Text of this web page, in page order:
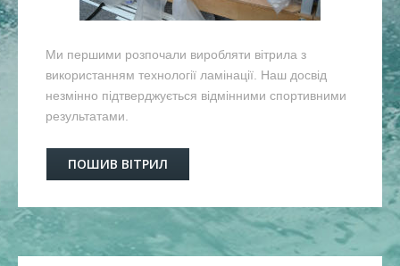
Ми першими розпочали виробляти вітрила з
використанням технології ламінації. Наш досвід
незмінно підтверджується відмінними спортивними
результатами.
ПОШИВ ВІТРИЛ